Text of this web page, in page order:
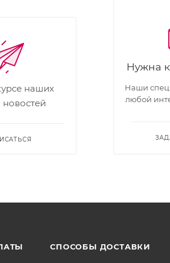
Нужна
Наши
любой
наших
СПОСОБЫ ДОСТАВКИ